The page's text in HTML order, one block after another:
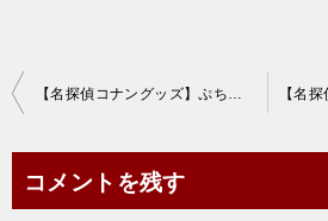
投
ビ
コメントを残す